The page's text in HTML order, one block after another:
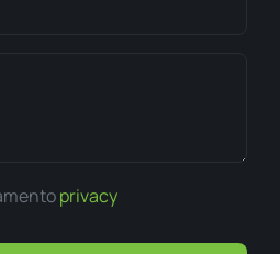
privacy